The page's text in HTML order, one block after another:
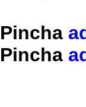
Pincha
Pincha